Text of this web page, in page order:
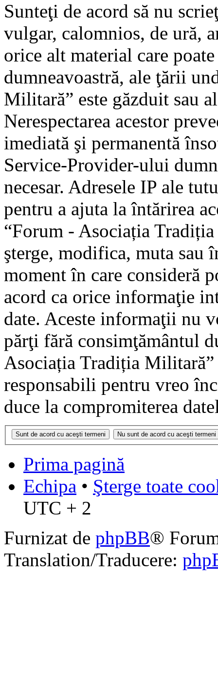
Sunteţi de acord să nu
vulgar, calomnios, de ură,
orice alt material care
dumneavoastră, ale ţării
Militară” este găzduit sau
Nerespectarea acestor
imediată şi permanentă
Service-Provider-ului
necesar. Adresele IP ale
pentru a ajuta la întărirea
“Forum - Asociația
şterge, modifica, muta sau
moment în care consideră
acord ca orice informaţie
date. Aceste informaţii nu
părţi fără consimţământul
Asociația Tradiția
responsabili pentru vreo
duce la compromiterea
Prima pagină
Echipa • Şterge toate
UTC + 2
Furnizat de phpBB®
Translation/Traducere: